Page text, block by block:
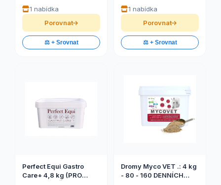
1 nabídka
Porovnat
⚖️ + Srovnat
1 nabídka
Porovnat
⚖️ + Srovnat
Perfect Equi Gastro
Care+ 4,8 kg (PRO
Dromy Myco VET .: 4 kg
- 80 - 160 DENNÍCH